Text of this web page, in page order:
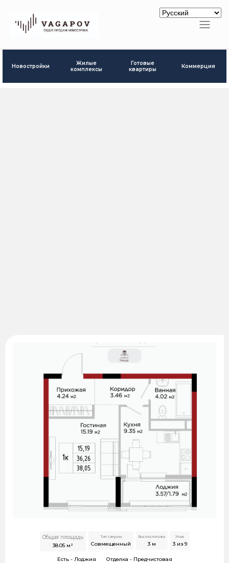
Новостройки
Жилые
комплексы
Готовые
квартиры
Коммерция
Общая площадь
38.05м²
Тип санузла
Совмещенный
Высота потолка
3м
Этаж
3 из 9
Есть - Лоджия Отделка - Предчистовая